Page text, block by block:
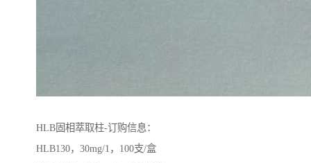
HLB固相萃取柱-订购信息：
HLB130，30mg/1，100支/盒